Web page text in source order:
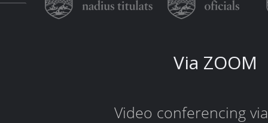
Via ZOOM
Video conferencing